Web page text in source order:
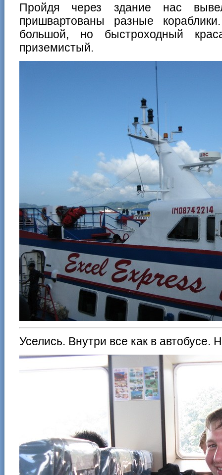
Пройдя через здание нас
пришвартованы разные
большой, но быстроходный
приземистый.
Уселись. Внутри все как в автобусе.